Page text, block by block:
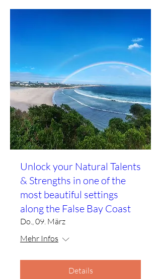
Unlock your Natural Talents
& Strengths in one of the
most beautiful settings
along the False Bay Coast
Do., 09. März
Mehr Infos
Details